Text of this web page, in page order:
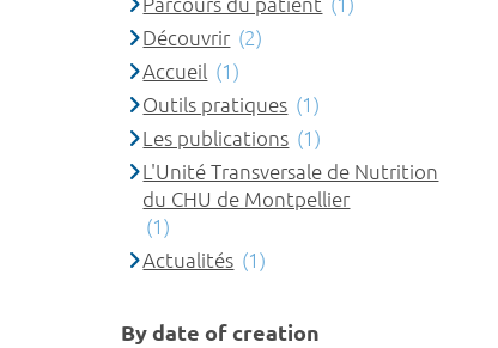
Découvrir (2)
Accueil (1)
Outils pratiques (1)
Les publications (1)
L'Unité Transversale de Nutrition
du CHU de Montpellier
(1)
Actualités (1)
By date of creation